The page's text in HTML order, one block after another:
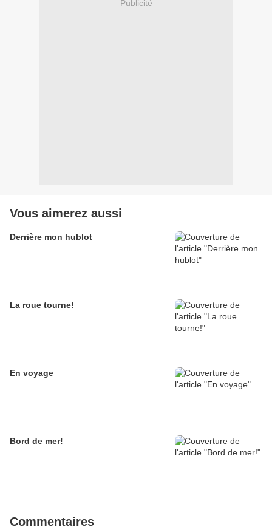
Publicité
Vous aimerez aussi
Derrière mon hublot
La roue tourne!
En voyage
Bord de mer!
Commentaires